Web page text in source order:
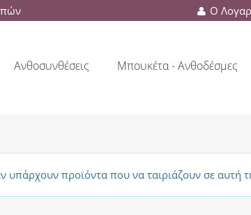
Ο
Ανθοσυνθέσεις Μπουκέτα - Ανθοδέσμες
υπάρχουν προϊόντα που να ταιριάζουν σε αυτή